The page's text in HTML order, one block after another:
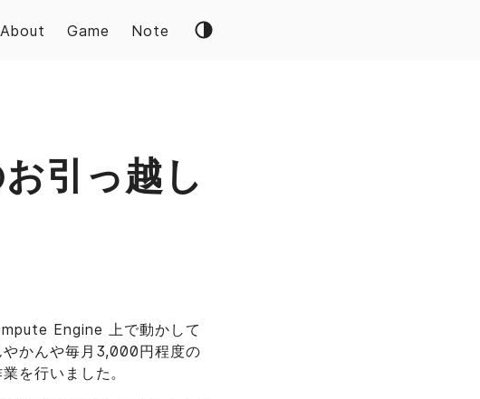
About Game Note
引っ越し
Engine 上で動かして
かんや毎月3,000円程度の
を行いました。